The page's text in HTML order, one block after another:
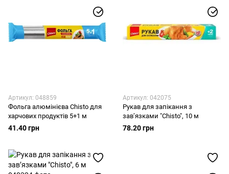
Артикул: 048859
Фольга алюмінієва Chisto для
харчових продуктів 5+1 м
41.40 грн
Артикул: 042075
Рукав для запікання з
зав’язками "Chisto", 10 м
78.20 грн